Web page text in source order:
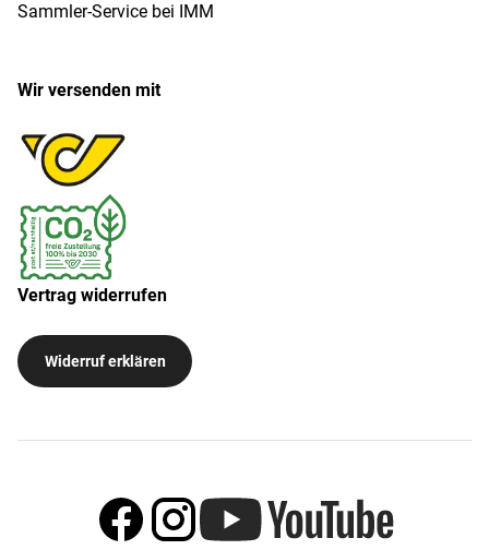
Sammler-Service bei IMM
Wir versenden mit
Vertrag widerrufen
Widerruf erklären